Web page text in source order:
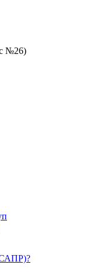
№26)